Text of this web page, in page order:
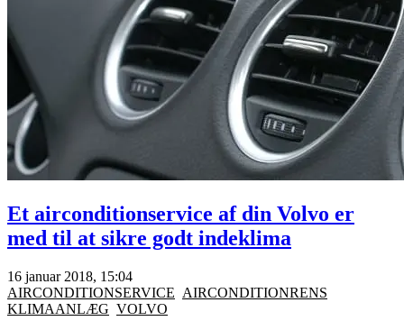
Et airconditionservice af din Volvo er
med til at sikre godt indeklima
16 januar 2018, 15:04
AIRCONDITIONSERVICE AIRCONDITIONRENS
KLIMAANLÆG VOLVO